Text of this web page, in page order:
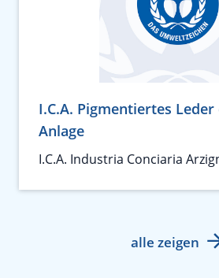
I.C.A. Pigmentiertes
Anlage
I.C.A. Industria Conciaria
alle zeigen